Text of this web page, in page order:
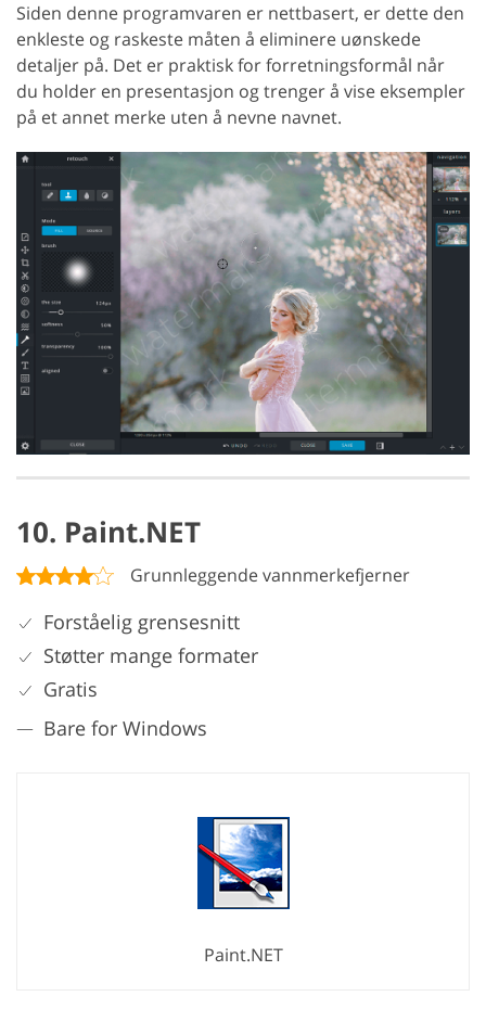
Siden denne programvaren er nettbasert, er dette den
enkleste og raskeste måten å eliminere uønskede
detaljer på. Det er praktisk for forretningsformål når
du holder en presentasjon og trenger å vise eksempler
på et annet merke uten å nevne navnet.
10. Paint.NET
Grunnleggende vannmerkefjerner
Forståelig grensesnitt
Støtter mange formater
Gratis
Bare for Windows
Paint.NET